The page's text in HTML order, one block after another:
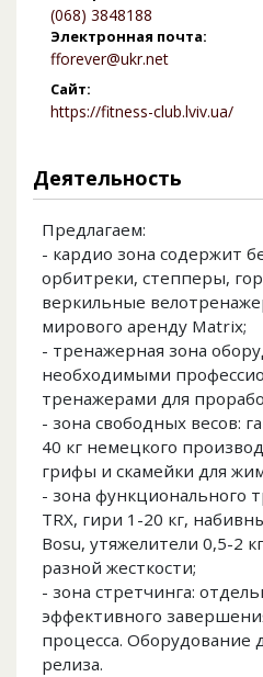
(068) 3848188
Электронная почта:
fforever@ukr.net
Сайт:
https://fitness-club.lviv.ua/
Деятельность
Предлагаем:
- кардио зона содержит
орбитреки, степперы,
веркильные
мирового аренду Matrix;
- тренажерная зона
необходимыми
тренажерами для
- зона свободных весов:
40 кг немецкого
грифы и скамейки для
- зона функционального
TRX, гири 1-20 кг,
Bosu, утяжелители 0,5-2
разной жесткости;
- зона стретчинга:
эффективного
процесса. Оборудование
релиза.